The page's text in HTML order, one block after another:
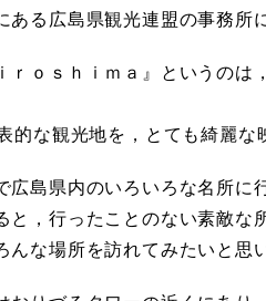
ある広島県観光連盟の事務所
ｒｏｓｈｉｍａ』というのは
的な観光地を，とても綺麗な
広島県内のいろいろな名所に
と，行ったことのない素敵な
んな場所を訪れてみたいと思